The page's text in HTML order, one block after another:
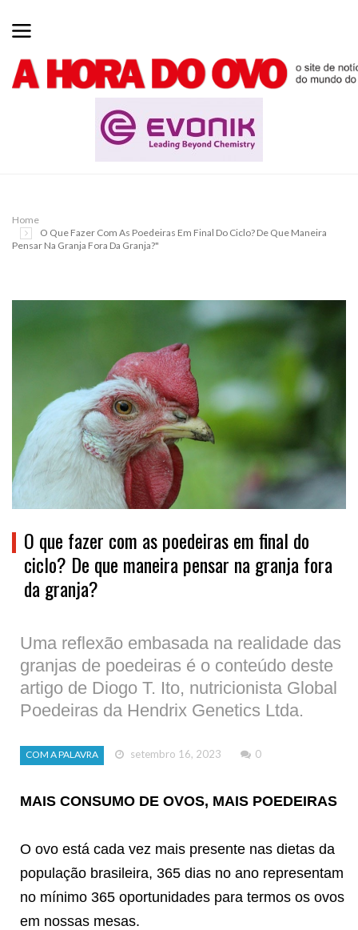
Home
O Que Fazer Com As Poedeiras Em Final Do Ciclo? De Que Maneira
Pensar Na Granja Fora Da Granja?"
O que fazer com as poedeiras em final do
ciclo? De que maneira pensar na granja fora
da granja?
Uma reflexão embasada na realidade das
granjas de poedeiras é o conteúdo deste
artigo de Diogo T. Ito, nutricionista Global
Poedeiras da Hendrix Genetics Ltda.
COM A PALAVRA setembro 16, 2023 0
MAIS CONSUMO DE OVOS, MAIS POEDEIRAS
O ovo está cada vez mais presente nas dietas da
população brasileira, 365 dias no ano representam
no mínimo 365 oportunidades para termos os ovos
em nossas mesas.